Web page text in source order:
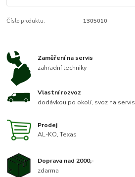
Číslo produktu: 1305010
Zaměření na servis
zahradní techniky
Vlastní rozvoz
dodávkou po okolí, svoz na servis
Prodej
AL-KO, Texas
Doprava nad 2000,-
zdarma